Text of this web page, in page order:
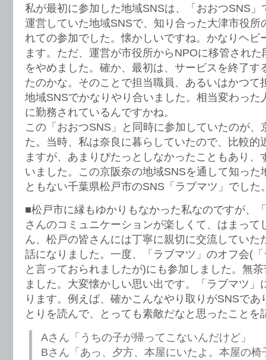
私が最初に参加した地域SNSは、「おおつSNS」
運営していた地域SNSで、知り合った大津市役所
れての参加でした。懐かしいですね。かなりヘビ
ます。ただ、運営が市役所からNPOに移管され
をやめました。確か、最初は、サービスを終了す
たのかな。そのことで担当職員、あるいはかつて
地域SNSでかなりやり合いました。相当変わった
に勤務されているんですかね。
この「おおつSNS」と同時に参加していたのが、
た。当時、私は奈良に暮らしていたので、比較的
ますが、あまりぴたっとしなかったこともあり、
いました。この京阪奈の地域SNSを通して知った
ともない千葉県松戸市のSNS「ラブマツ」でした
■松戸市に縁もゆかりもなかった私なのですが、
さんのコミュニケーションが楽しくて、はまって
ん、松戸の皆さんには丁寧に親切に交流していた
話になりました。一度、「ラブマツ」のオフ会(
と言っておられましたが)にも参加しました。無
ました。大変懐かしい思い出です。「ラブマツ」
ります。例えば、確かこんなやり取りがSNSで
とりを読んで、とっても素敵だなと思ったことを
Aさん「うちの子が帰ってこないんだけど」
Bさん「あっ、夕方、本屋にいたよ。本屋の